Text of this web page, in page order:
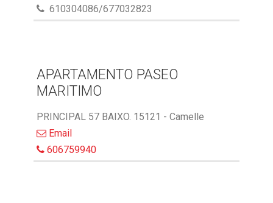
610304086/677032823
APARTAMENTO PASEO
MARITIMO
PRINCIPAL 57 BAIXO. 15121 - Camelle
Email
606759940